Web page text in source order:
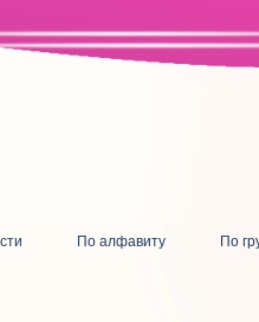
По алфавиту
По